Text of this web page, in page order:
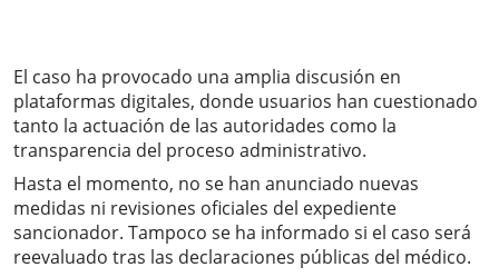
El caso ha provocado una amplia discusión en
plataformas digitales, donde usuarios han cuestionado
tanto la actuación de las autoridades como la
transparencia del proceso administrativo.
Hasta el momento, no se han anunciado nuevas
medidas ni revisiones oficiales del expediente
sancionador. Tampoco se ha informado si el caso será
reevaluado tras las declaraciones públicas del médico.